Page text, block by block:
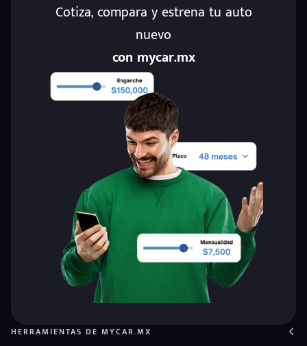
Cotiza, compara y estrena tu auto
nuevo
con mycar.mx
HERRAMIENTAS DE MYCAR.MX